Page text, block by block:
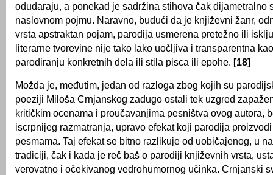
odudaraju, a ponekad je sadržina stihova čak dijametralno
naslovnom pojmu. Naravno, budući da je književni žanr,
vrsta apstraktan pojam, parodija usmerena pretežno ili
literarne tvorevine nije tako lako uočljiva i transparentna
parodiranju konkretnih dela ili stila pisca ili epohe. [18]
Možda je, međutim, jedan od razloga zbog kojih su
poeziji Miloša Crnjanskog zadugo ostali tek uzgred
kritičkim ocenama i proučavanjima pesništva ovog autora,
iscrpnijeg razmatranja, upravo efekat koji parodija
pesmama. Taj efekat se bitno razlikuje od uobičajenog, u
tradiciji, čak i kada je reč baš o parodiji književnih vrsta,
verovatno i očekivanog vedrohumornog učinka. Crnjanski